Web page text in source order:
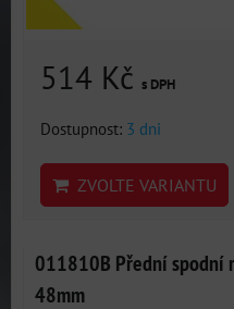
514 Kč s DPH
Dostupnost: 3 dni
ZVOLTE VARIANTU
011810B Přední spodní
48mm